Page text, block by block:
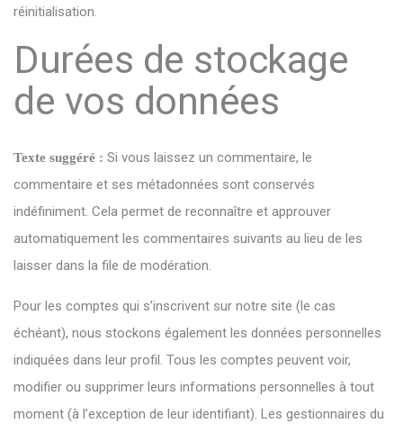
réinitialisation.
Durées de stockage
de vos données
Texte suggéré : Si vous laissez un commentaire, le
commentaire et ses métadonnées sont conservés
indéfiniment. Cela permet de reconnaître et approuver
automatiquement les commentaires suivants au lieu de les
laisser dans la file de modération.
Pour les comptes qui s’inscrivent sur notre site (le cas
échéant), nous stockons également les données personnelles
indiquées dans leur profil. Tous les comptes peuvent voir,
modifier ou supprimer leurs informations personnelles à tout
moment (à l’exception de leur identifiant). Les gestionnaires du